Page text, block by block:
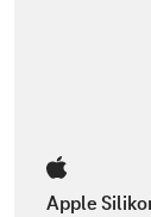
Apple